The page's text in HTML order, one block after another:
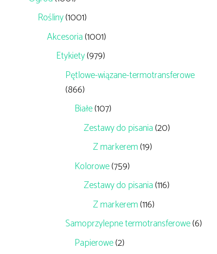
Rośliny(1001)
Akcesoria(1001)
Etykiety(979)
Pętlowe-wiązane-termotransferowe
(866)
Białe(107)
Zestawy do pisania(20)
Z markerem(19)
Kolorowe(759)
Zestawy do pisania(116)
Z markerem(116)
Samoprzylepne termotransferowe(6)
Papierowe(2)